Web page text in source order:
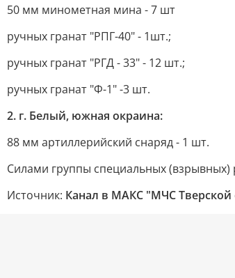
50 мм минометная мина - 7 шт
ручных гранат "РПГ-40" - 1шт.;
ручных гранат "РГД - 33" - 12 шт.;
ручных гранат "Ф-1" -3 шт.
2. г. Белый, южная окраина:
88 мм артиллерийский снаряд - 1 шт.
Силами группы специальных
Источник: Канал в МАКС "МЧС Тверской